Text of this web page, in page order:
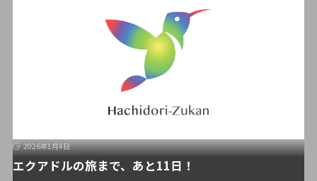
2026年1月4日
エクアドルの旅まで、あと11日！